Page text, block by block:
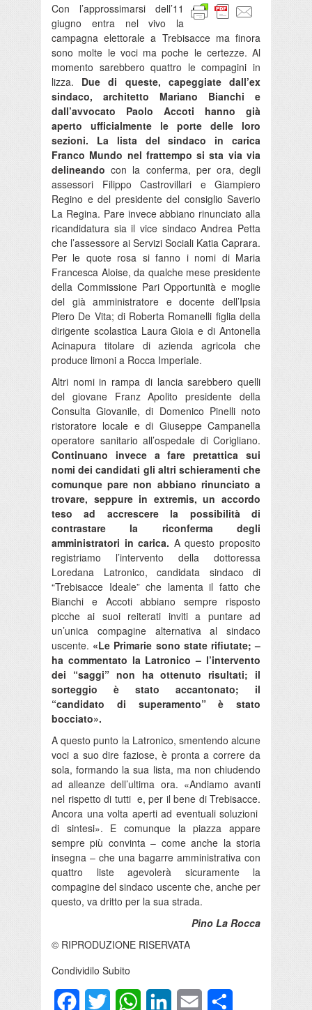
Con l’approssimarsi dell’11
giugno entra nel vivo la
campagna elettorale a Trebisacce ma finora
sono molte le voci ma poche le certezze. Al
momento sarebbero quattro le compagini in
lizza. Due di queste, capeggiate dall’ex
sindaco, architetto Mariano Bianchi e
dall’avvocato Paolo Accoti hanno già
aperto ufficialmente le porte delle loro
sezioni. La lista del sindaco in carica
Franco Mundo nel frattempo si sta via via
delineando con la conferma, per ora, degli
assessori Filippo Castrovillari e Giampiero
Regino e del presidente del consiglio Saverio
La Regina. Pare invece abbiano rinunciato alla
ricandidatura sia il vice sindaco Andrea Petta
che l’assessore ai Servizi Sociali Katia Caprara.
Per le quote rosa si fanno i nomi di Maria
Francesca Aloise, da qualche mese presidente
della Commissione Pari Opportunità e moglie
del già amministratore e docente dell’Ipsia
Piero De Vita; di Roberta Romanelli figlia della
dirigente scolastica Laura Gioia e di Antonella
Acinapura titolare di azienda agricola che
produce limoni a Rocca Imperiale.
Altri nomi in rampa di lancia sarebbero quelli
del giovane Franz Apolito presidente della
Consulta Giovanile, di Domenico Pinelli noto
ristoratore locale e di Giuseppe Campanella
operatore sanitario all’ospedale di Corigliano.
Continuano invece a fare pretattica sui
nomi dei candidati gli altri schieramenti che
comunque pare non abbiano rinunciato a
trovare, seppure in extremis, un accordo
teso ad accrescere la possibilità di
contrastare la riconferma degli
amministratori in carica. A questo proposito
registriamo l’intervento della dottoressa
Loredana Latronico, candidata sindaco di
“Trebisacce Ideale” che lamenta il fatto che
Bianchi e Accoti abbiano sempre risposto
picche ai suoi reiterati inviti a puntare ad
un’unica compagine alternativa al sindaco
uscente. «Le Primarie sono state rifiutate; –
ha commentato la Latronico – l’intervento
dei “saggi” non ha ottenuto risultati; il
sorteggio è stato accantonato; il
“candidato di superamento” è stato
bocciato».
A questo punto la Latronico, smentendo alcune
voci a suo dire faziose, è pronta a correre da
sola, formando la sua lista, ma non chiudendo
ad alleanze dell’ultima ora. «Andiamo avanti
nel rispetto di tutti e, per il bene di Trebisacce.
Ancora una volta aperti ad eventuali soluzioni
di sintesi». E comunque la piazza appare
sempre più convinta – come anche la storia
insegna – che una bagarre amministrativa con
quattro liste agevolerà sicuramente la
compagine del sindaco uscente che, anche per
questo, va dritto per la sua strada.
Pino La Rocca
© RIPRODUZIONE RISERVATA
Condividilo Subito
FacebookTwitter WhatsAppLinkedInEmail